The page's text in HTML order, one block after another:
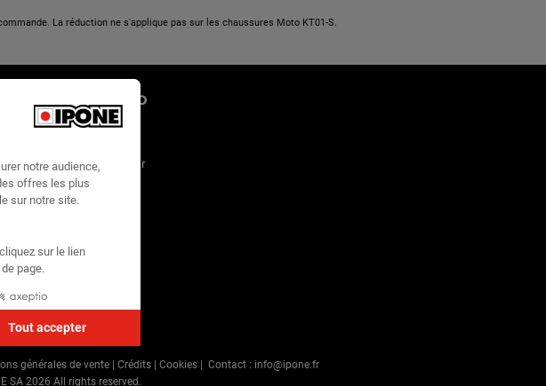
notre audience,
offres les plus
sur notre site.
sur le lien
page.
Tout accepter
: Personnalisez vos Options
La réduction ne s'applique pas sur les chaussures Moto KT01-S.
ESPACE PRO
Devenir revendeur
IPONE
MediaHouse
générales de vente |Crédits |Cookies | Contact : info@ipone.fr
SA2026 All rights reserved.